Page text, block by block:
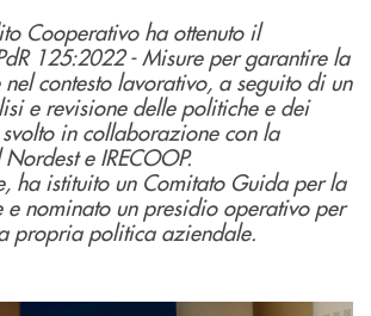
Cooperativo ha ottenuto il
125:2022 - Misure per garantire la
contesto lavorativo, a seguito di un
e revisione delle politiche e dei
in collaborazione con la
e IRECOOP.
ha istituito un Comitato Guida per la
e nominato un presidio operativo per
propria politica aziendale.